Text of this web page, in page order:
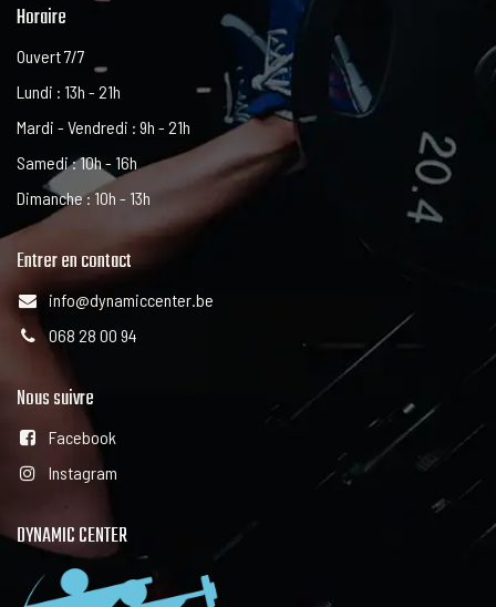
Horaire
Ouvert 7/7
Lundi : 13h - 21h
Mardi - Vendredi : 9h - 21h
Samedi : 10h - 16h
Dimanche : 10h - 13h
Entrer en contact
info@dynamiccenter.be
068 28 00 94
Nous suivre
Facebook
Instagram
DYNAMIC CENTER